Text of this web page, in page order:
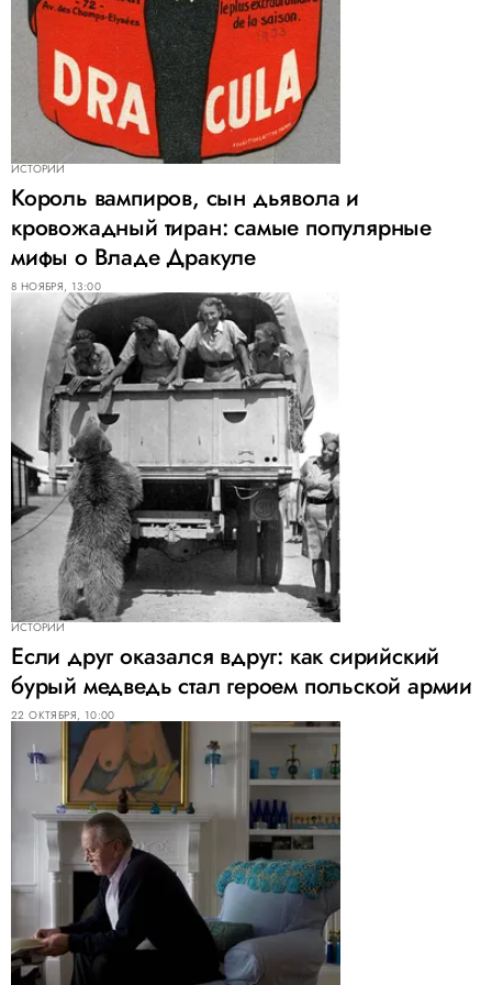
ИСТОРИИ
Король вампиров, сын дьявола и
кровожадный тиран: самые популярные
мифы о Владе Дракуле
8 НОЯБРЯ, 13:00
ИСТОРИИ
Если друг оказался вдруг: как сирийский
бурый медведь стал героем польской армии
22 ОКТЯБРЯ, 10:00